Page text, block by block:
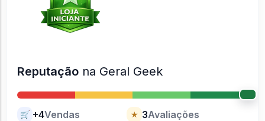
Reputação na Geral Geek
🛒 +4Vendas ★ 3Avaliações